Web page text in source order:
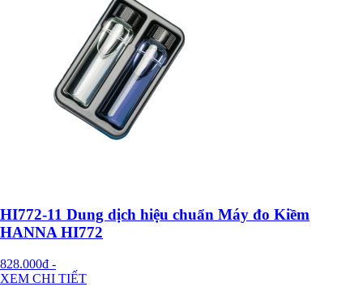
HI772-11 Dung dịch hiệu chuẩn Máy đo Kiềm
HANNA HI772
828.000đ -
XEM CHI TIẾT